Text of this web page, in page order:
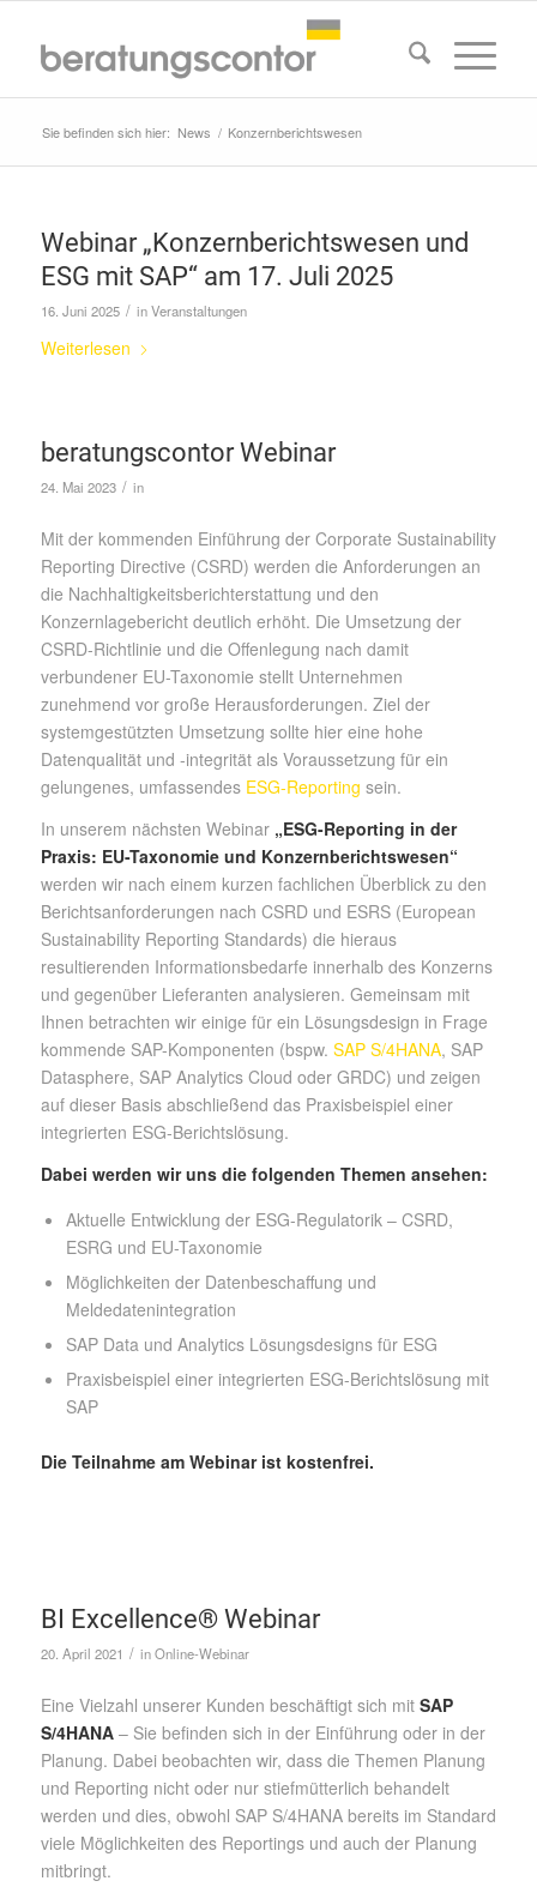
Sie befinden sich hier: News / Konzernberichtswesen
Webinar „Konzernberichtswesen und
ESG mit SAP“ am 17. Juli 2025
16. Juni 2025 / inVeranstaltungen
Weiterlesen
beratungscontor Webinar
24. Mai 2023 / in
Mit der kommenden Einführung der Corporate Sustainability
Reporting Directive (CSRD) werden die Anforderungen an
die Nachhaltigkeitsberichterstattung und den
Konzernlagebericht deutlich erhöht. Die Umsetzung der
CSRD-Richtlinie und die Offenlegung nach damit
verbundener EU-Taxonomie stellt Unternehmen
zunehmend vor große Herausforderungen. Ziel der
systemgestützten Umsetzung sollte hier eine hohe
Datenqualität und -integrität als Voraussetzung für ein
gelungenes, umfassendes ESG-Reporting sein.
In unserem nächsten Webinar „ESG-Reporting in der
Praxis: EU-Taxonomie und Konzernberichtswesen“
werden wir nach einem kurzen fachlichen Überblick zu den
Berichtsanforderungen nach CSRD und ESRS (European
Sustainability Reporting Standards) die hieraus
resultierenden Informationsbedarfe innerhalb des Konzerns
und gegenüber Lieferanten analysieren. Gemeinsam mit
Ihnen betrachten wir einige für ein Lösungsdesign in Frage
kommende SAP-Komponenten (bspw. SAP S/4HANA, SAP
Datasphere, SAP Analytics Cloud oder GRDC) und zeigen
auf dieser Basis abschließend das Praxisbeispiel einer
integrierten ESG-Berichtslösung.
Dabei werden wir uns die folgenden Themen ansehen:
Aktuelle Entwicklung der ESG-Regulatorik – CSRD,
ESRG und EU-Taxonomie
Möglichkeiten der Datenbeschaffung und
Meldedatenintegration
SAP Data und Analytics Lösungsdesigns für ESG
Praxisbeispiel einer integrierten ESG-Berichtslösung mit
SAP
Die Teilnahme am Webinar ist kostenfrei.
BI Excellence® Webinar
20. April 2021 / inOnline-Webinar
Eine Vielzahl unserer Kunden beschäftigt sich mit SAP
S/4HANA– Sie befinden sich in der Einführung oder in der
Planung. Dabei beobachten wir, dass die Themen Planung
und Reporting nicht oder nur stiefmütterlich behandelt
werden und dies, obwohl SAP S/4HANA bereits im Standard
viele Möglichkeiten des Reportings und auch der Planung
mitbringt.